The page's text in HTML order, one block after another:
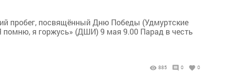
пробег, посвящённый Дню Победы (Удмуртские
помню, я горжусь» (ДШИ) 9 мая 9.00 Парад в честь
885 0 0